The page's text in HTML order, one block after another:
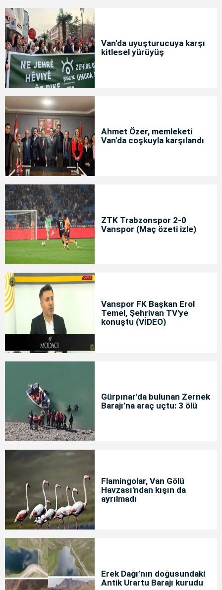
Van'da uyuşturucuya karşı
kitlesel yürüyüş
Ahmet Özer, memleketi
Van'da coşkuyla karşılandı
ZTK Trabzonspor 2-0
Vanspor (Maç özeti izle)
Vanspor FK Başkan Erol
Temel, Şehrivan TV'ye
konuştu (VİDEO)
Gürpınar'da bulunan Zernek
Barajı’na araç uçtu: 3 ölü
Flamingolar, Van Gölü
Havzası'ndan kışın da
ayrılmadı
Erek Dağı’nın doğusundaki
Antik Urartu Barajı kurudu